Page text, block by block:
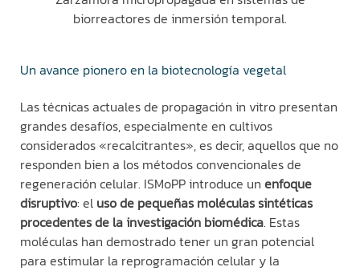
biorreactores de inmersión temporal.
Un avance pionero en la biotecnología vegetal
Las técnicas actuales de propagación in vitro presentan
grandes desafíos, especialmente en cultivos
considerados «recalcitrantes», es decir, aquellos que no
responden bien a los métodos convencionales de
regeneración celular. ISMoPPintroduce un enfoque
disruptivo: el uso de pequeñas moléculas sintéticas
procedentes de la investigación biomédica. Estas
moléculas han demostrado tener un gran potencial
para estimular la reprogramación celular y la